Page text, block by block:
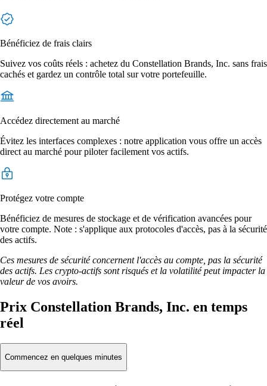
Bénéficiez de frais clairs
Suivez vos coûts réels : achetez du Constellation Brands, Inc. sans frais
cachés et gardez un contrôle total sur votre portefeuille.
Accédez directement au marché
Évitez les interfaces complexes : notre application vous offre un accès
direct au marché pour piloter facilement vos actifs.
Protégez votre compte
Bénéficiez de mesures de stockage et de vérification avancées pour
votre compte. Note : s'applique aux protocoles d'accès, pas à la sécurité
des actifs.
Ces mesures de sécurité concernent l'accès au compte, pas la sécurité
des actifs. Les crypto-actifs sont risqués et la volatilité peut impacter la
valeur de vos avoirs.
Prix Constellation Brands, Inc. en temps
réel
Commencez en quelques minutes